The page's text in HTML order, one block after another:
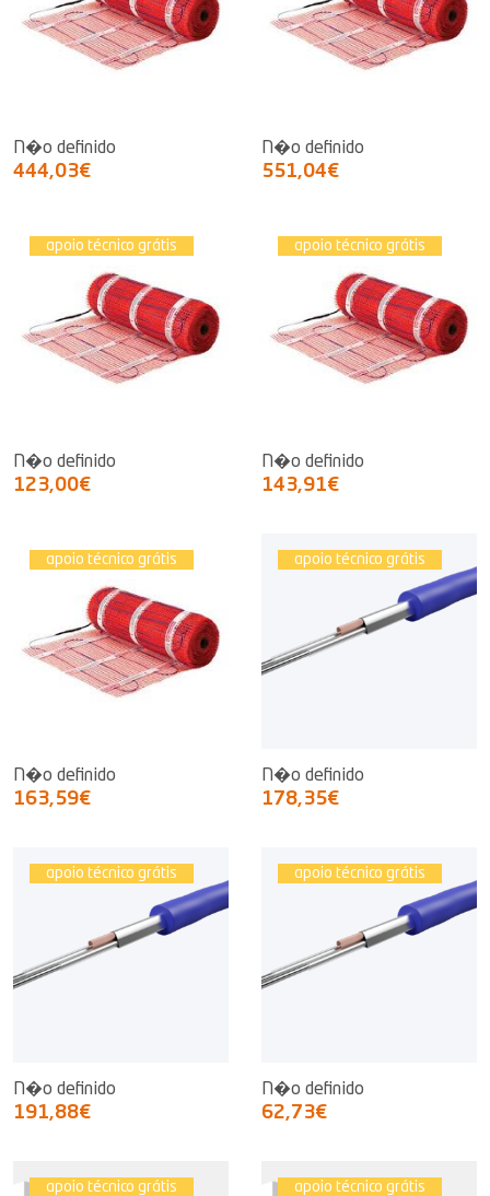
N�o definido
444,03€
N�o definido
551,04€
apoio técnico grátis
N�o definido
123,00€
apoio técnico grátis
N�o definido
143,91€
apoio técnico grátis
N�o definido
163,59€
apoio técnico grátis
N�o definido
178,35€
apoio técnico grátis
N�o definido
191,88€
apoio técnico grátis
N�o definido
62,73€
apoio técnico grátis apoio técnico grátis